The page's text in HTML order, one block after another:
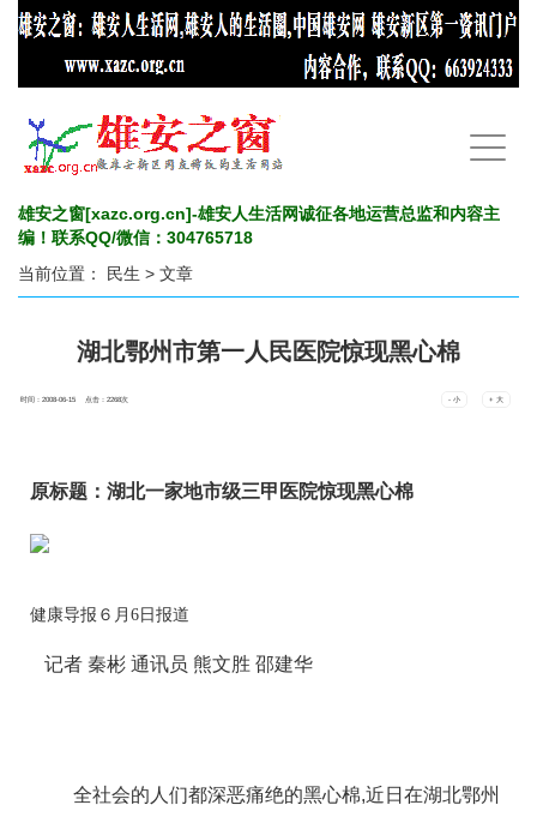
手
机
航
雄安之窗[xazc.org.cn]-雄安人生活网诚征各地运营总监和内容主
编！联系QQ/微信：304765718
当前位置：
民生 > 文章
湖北鄂州市第一人民医院惊现黑心棉
时间：2008-06-15 点击：2268次 - 小 + 大
原标题： 湖北一家地市级三甲医院惊现黑心棉
健康导报６月6日报道
记者 秦彬 通讯员 熊文胜 邵建华
全社会的人们都深恶痛绝的黑心棉,近日在湖北鄂州